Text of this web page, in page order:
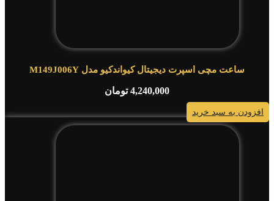
ساعت مچی اسپرت دیجیتال کیواندکیو مدل M149J006Y
4,240,000 تومان
افزودن به سبد خرید